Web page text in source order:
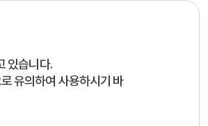
있습니다.
유의하여 사용하시기 바